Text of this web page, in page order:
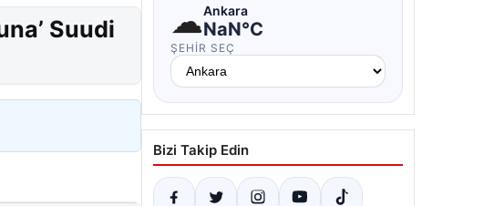
Suudi
☁Ankara
NaN°C
ŞEHIR SEÇ
Bizi Takip Edin